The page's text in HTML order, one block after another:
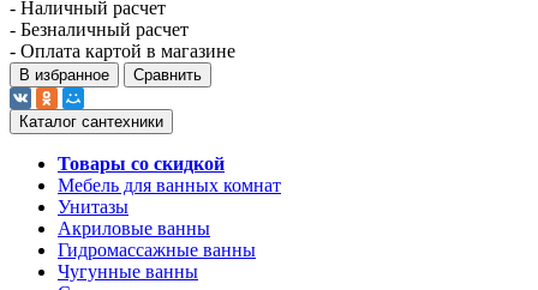
- Наличный расчет
- Безналичный расчет
- Оплата картой в магазине
В избранное Сравнить
Каталог сантехники
Товары со скидкой
Мебель для ванных комнат
Унитазы
Акриловые ванны
Гидромассажные ванны
Чугунные ванны